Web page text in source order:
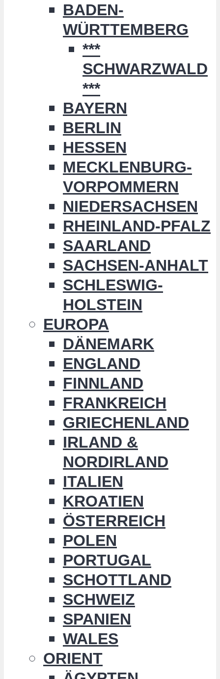
BADEN-
WÜRTTEMBERG
***
SCHWARZWALD
***
BAYERN
BERLIN
HESSEN
MECKLENBURG-
VORPOMMERN
NIEDERSACHSEN
RHEINLAND-PFALZ
SAARLAND
SACHSEN-ANHALT
SCHLESWIG-
HOLSTEIN
EUROPA
DÄNEMARK
ENGLAND
FINNLAND
FRANKREICH
GRIECHENLAND
IRLAND &
NORDIRLAND
ITALIEN
KROATIEN
ÖSTERREICH
POLEN
PORTUGAL
SCHOTTLAND
SCHWEIZ
SPANIEN
WALES
ORIENT